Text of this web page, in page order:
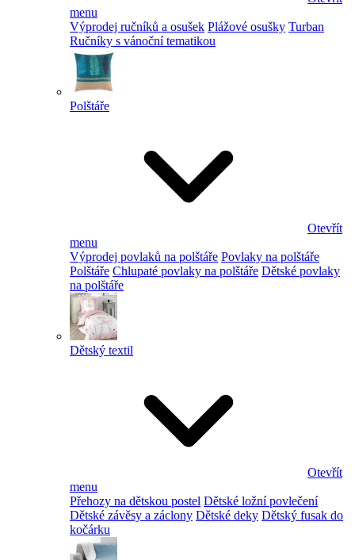
menu
Výprodej ručníků a osušek Plážové osušky Turban
Ručníky s vánoční tematikou
Polštáře
Otevřít
menu
Výprodej povlaků na polštáře Povlaky na polštáře
Polštáře Chlupaté povlaky na polštáře Dětské povlaky
na polštáře
Dětský textil
Otevřít
menu
Přehozy na dětskou postel Dětské ložní povlečení
Dětské závěsy a záclony Dětské deky Dětský fusak do
kočárku